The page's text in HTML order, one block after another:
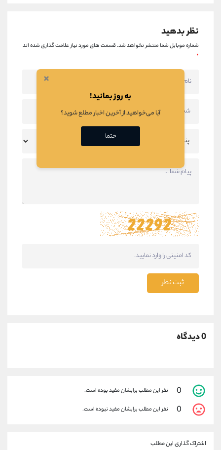
نظر بدهید
شماره موبایل شما منتشر نخواهد شد.قسمت های مورد نیاز علامت گذاری شده اند
*
ثبت نظر
0 دیدگاه
0 نفر این مطلب برایشان مفید بوده است.
0 نفر این مطلب برایشان مفید نبوده است.
اشتراک گذاری این مطلب
×
به روز بمانید!
آیا می‌خواهید از آخرین اخبار مطلع شوید؟
حتما